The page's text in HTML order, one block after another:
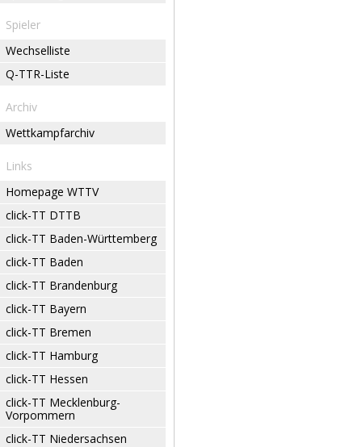
Spieler
Wechselliste
Q-TTR-Liste
Archiv
Wettkampfarchiv
Links
Homepage WTTV
click-TT DTTB
click-TT Baden-Württemberg
click-TT Baden
click-TT Brandenburg
click-TT Bayern
click-TT Bremen
click-TT Hamburg
click-TT Hessen
click-TT Mecklenburg-
Vorpommern
click-TT Niedersachsen